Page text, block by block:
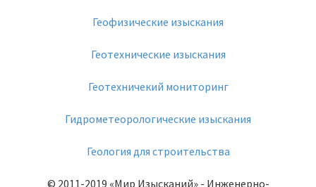
Геофизические изыскания
Геотехнические изыскания
Геотехничекий мониторинг
Гидрометеорологические изыскания
Геология для строительства
© 2011-2019 «Мир Изысканий»- Инженерно-